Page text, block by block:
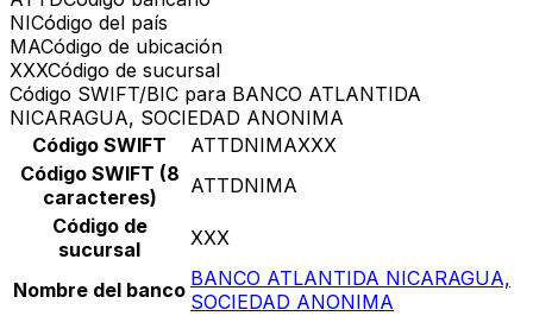
NICódigo del país
MACódigo de ubicación
XXXCódigo de sucursal
Código SWIFT/BIC para BANCO ATLANTIDA
NICARAGUA, SOCIEDAD ANONIMA
Código SWIFT
ATTDNIMAXXX
Código SWIFT (8
caracteres)
ATTDNIMA
Código de
sucursal
XXX
Nombre del banco BANCO ATLANTIDA NICARAGUA,
SOCIEDAD ANONIMA